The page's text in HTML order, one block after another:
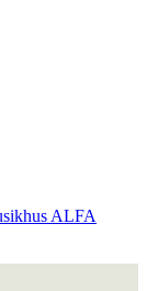
ALFA